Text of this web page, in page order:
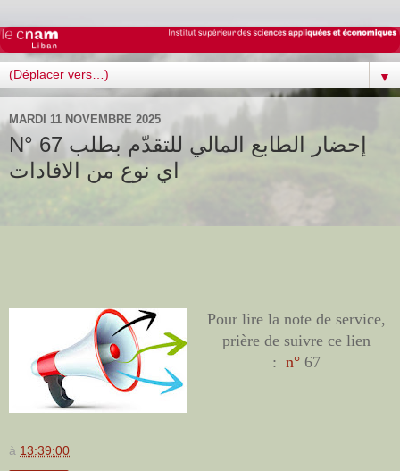
▼
MARDI 11 NOVEMBRE 2025
N° 67 إحضار الطابع المالي للتقدّم بطلب
اي نوع من الافادات
Pour lire la note de service,
prière de suivre ce lien
: n° 67
à 13:39:00